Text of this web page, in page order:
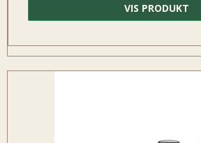
VIS PRODUKT